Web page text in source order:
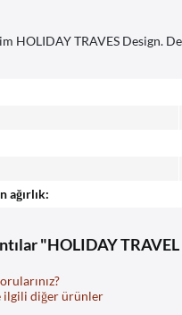
HOLIDAY TRAVES Design.
ağırlık:
"HOLIDAY
ilgili diğer ürünler